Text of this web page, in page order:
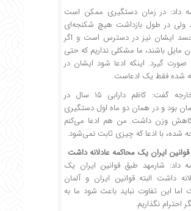
داد: در زمان دستگیری ممکن است
ولی در طول بازداشت هیچ شکنجه‌ای
ایشان نیز در دسترس است و اگر
مایل باشند، ما مشکلی نداریم که حتی
صورت گیرد. اینکه ادعا شود ایشان در
شده فقط یک ادعاست.
وزیر امور خارجه گفت: کاظم دارابی ۱۵ سال در
بود و در همان دو ماه اول دستگیری
کاهش وزن داشت. من هم ادعا می‌کنم
شده، با ادعا که چیزی ثابت نمی‌شود.
ایران یک محاکمه عادلانه داشت
داد: شارمهد طبق قوانین ایران یک
داشت البته قوانین ایران و آلمان
اما این تفاوت نباید باعث شود ما به
احترام نگذاریم.